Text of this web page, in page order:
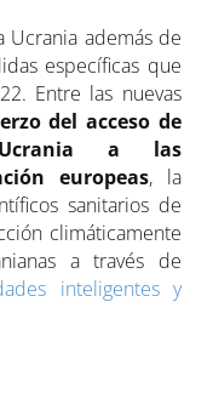
Ucrania además de
específicas que
Entre las nuevas
del acceso de
a las
europeas, la
sanitarios de
climáticamente
a través de
inteligentes y